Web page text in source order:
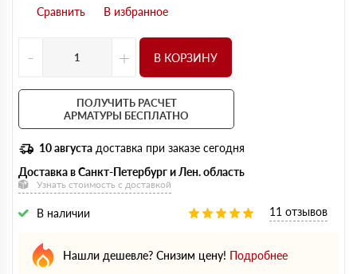
- + В КОРЗИНУ
ПОЛУЧИТЬ РАСЧЕТ
АРМАТУРЫ БЕСПЛАТНО
10 августа доставка при заказе сегодня
Доставка в Санкт-Петербург и Лен. область
Узнать стоимость с доставкой
В наличии 11 отзывов
Нашли дешевле? Снизим цену! Подробнее